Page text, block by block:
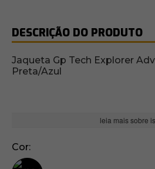
DESCRIÇÃO DO PRODUTO
Jaqueta Gp Tech Explorer
Preta/Azul
leia mais sobre
Cor